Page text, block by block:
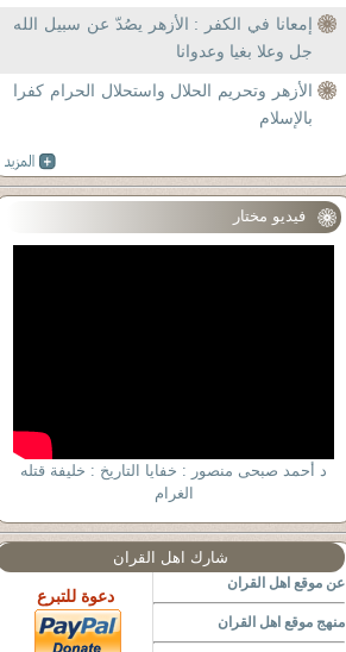
إمعانا في الكفر : الأزهر يصُدّ عن سبيل الله
جل وعلا بغيا وعدوانا
الأزهر وتحريم الحلال واستحلال الحرام كفرا
بالإسلام
فيديو مختار
د أحمد صبحى منصور : خفايا التاريخ : خليفة قتله
الغرام
شارك اهل القران
عن موقع اهل القران
منهج موقع اهل القران
دعوة للتبرع